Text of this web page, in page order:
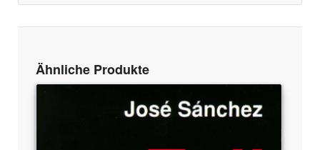
Ähnliche Produkte